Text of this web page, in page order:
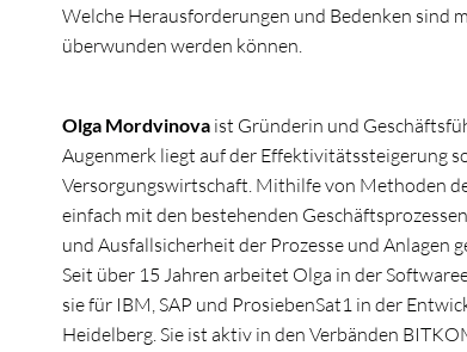
Welche Herausforderungen und Bedenken sind
überwunden werden können.
Olga Mordvinova ist Gründerin und
Augenmerk liegt auf der Effektivitätssteigerung
Versorgungswirtschaft. Mithilfe von Methoden
einfach mit den bestehenden
und Ausfallsicherheit der Prozesse und Anlagen
Seit über 15 Jahren arbeitet Olga in der
sie für IBM, SAP und ProsiebenSat1 in der
Heidelberg. Sie ist aktiv in den Verbänden